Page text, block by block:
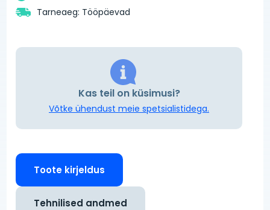
Tarneaeg: Tööpäevad
Kas teil on küsimusi?
Võtke ühendust meie spetsialistidega.
Toote kirjeldus
Tehnilised andmed